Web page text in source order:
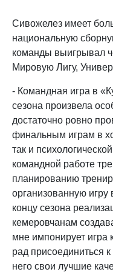
Сивожелез имеет
национальную
команды выигрывал
Мировую Лигу,
- Командная игра в
сезона произвела
достаточно ровно
финальным играм в
так и
командной работе
планированию
организованную
концу сезона
кемеровчанам
мне импонирует игра
рад присоединиться
него свои лучшие